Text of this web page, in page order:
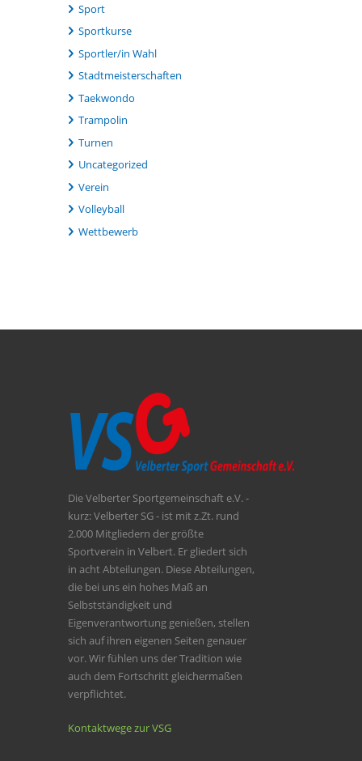
Sport
Sportkurse
Sportler/in Wahl
Stadtmeisterschaften
Taekwondo
Trampolin
Turnen
Uncategorized
Verein
Volleyball
Wettbewerb
Die Velberter Sportgemeinschaft e.V. -
kurz: Velberter SG - ist mit z.Zt. rund
2.000 Mitgliedern der größte
Sportverein in Velbert. Er gliedert sich
in acht Abteilungen. Diese Abteilungen,
die bei uns ein hohes Maß an
Selbstständigkeit und
Eigenverantwortung genießen, stellen
sich auf ihren eigenen Seiten genauer
vor. Wir fühlen uns der Tradition wie
auch dem Fortschritt gleichermaßen
verpflichtet.
Kontaktwege zur VSG